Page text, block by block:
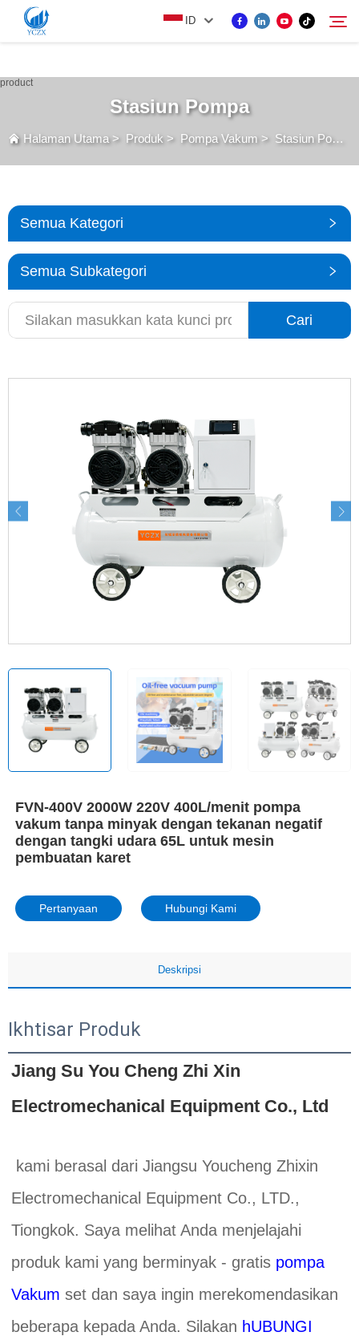
var images = document.getElementsByTagName('img'); for (var i = 0; i <
images.length; i++) { if (!images[i].getAttribute('alt')) { images[i].setAttribute('alt', ''); } }
ID
TENTANG KAMI
HUBUNGI KAMI
Stasiun Pompa
Halaman Utama> Produk > Pompa Vakum> Stasiun Pompa
Semua Kategori
Semua Subkategori
Cari
FVN-400V 2000W 220V 400L/menit pompa
vakum tanpa minyak dengan tekanan negatif
dengan tangki udara 65L untuk mesin
pembuatan karet
Pertanyaan Hubungi Kami
Deskripsi
Ikhtisar Produk
Jiang Su You Cheng Zhi Xin
Electromechanical Equipment Co., Ltd
kami berasal dari Jiangsu Youcheng Zhixin
Electromechanical Equipment Co., LTD.,
Tiongkok. Saya melihat Anda menjelajahi
produk kami yang berminyak - gratis pompa
Vakum set dan saya ingin merekomendasikan
beberapa kepada Anda. Silakan